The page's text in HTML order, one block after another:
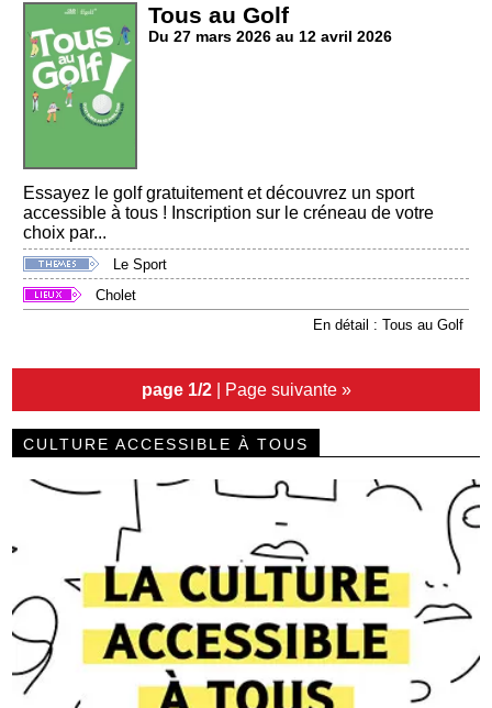
Tous au Golf
Du 27 mars 2026 au 12 avril 2026
Essayez le golf gratuitement et découvrez un sport
accessible à tous ! Inscription sur le créneau de votre
choix par...
Le Sport
Cholet
En détail : Tous au Golf
page 1/2 | Page suivante »
CULTURE ACCESSIBLE À TOUS